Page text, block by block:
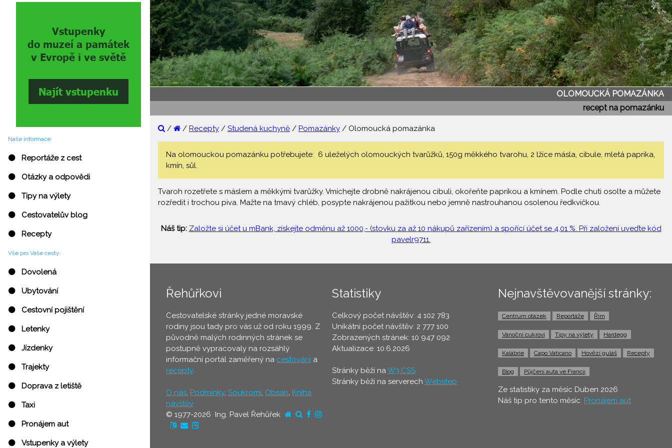
Naše informace:
⚫ Reportáže z cest
⚫ Otázky a odpovědi
⚫ Tipy na výlety
⚫ Cestovatelův blog
⚫ Recepty
Vše pro Vaše cesty:
⚫ Dovolená
⚫ Ubytování
⚫ Cestovní pojištění
⚫ Letenky
⚫ Jízdenky
⚫ Trajekty
⚫ Doprava z letiště
⚫ Taxi
⚫ Pronájem aut
⚫ Vstupenky a výlety
OLOMOUCKÁ POMAZÁNKA
recept na pomazánku
/ / Recepty / Studená kuchyně / Pomazánky / Olomoucká pomazánka
Na olomouckou pomazánku potřebujete: 6 uleželých olomouckých tvarůžků, 150g měkkého tvarohu, 2 lžíce másla, cibule, mletá paprika,
kmín, sůl.
Tvaroh rozetřete s máslem a měkkými tvarůžky. Vmíchejte drobně nakrájenou cibuli, okořeňte paprikou a kmínem. Podle chuti osolte a můžete
rozředit i trochou piva. Mažte na tmavý chléb, posypte nakrájenou pažitkou nebo jemně nastrouhanou osolenou ředkvičkou.
Náš tip: Založte si účet u mBank, získejte odměnu až 1000,- (stovku za až 10 nákupů zařízením) a spořící účet se 4,01 %. Při založení uveďte kód
pavelr9711.
Řehůřkovi
Cestovatelské stránky jedné moravské
rodiny jsou tady pro vás už od roku 1999. Z
původně malých rodinných stránek se
postupně vypracovaly na rozsáhlý
informační portál zaměřený na cestování a
recepty.
O nás, Podmínky, Soukromí, Obsah, Kniha
návštěv
© 1977-2026 Ing. Pavel Řehůřek
Statistiky
Celkový počet návštěv: 4 102 783
Unikátní počet návštěv: 2 777 100
Zobrazených stránek: 10 947 092
Aktualizace: 10.6.2026
Stránky běží naW3.CSS
Stránky běží na serverech Webstep
Nejnavštěvovanější stránky:
Centrum otázek Reportáže Řím
Vánoční cukroví Tipy na výlety Hardegg
Kalábrie Capo Vaticano Hovězí guláš Recepty
Blog Půjčení auta ve Francii
Ze statistiky za měsíc Duben 2026
Náš tip pro tento měsíc: Pronájem aut